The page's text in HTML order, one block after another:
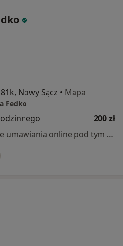
Nowy Sącz • Mapa
Fedko
200 zł
Specjalista nie oferuje umawiania online pod tym adresem.